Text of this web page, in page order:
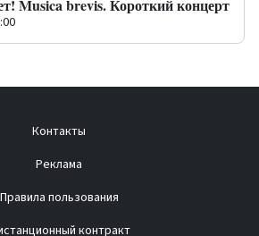
Musica brevis. Короткий концерт
Контакты
Реклама
Правила пользования
контракт